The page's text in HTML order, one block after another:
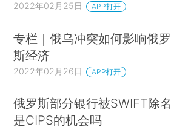
2022年02月25日 APP打开
专栏｜俄乌冲突如何影响俄罗
斯经济
2022年02月26日 APP打开
俄罗斯部分银行被SWIFT除名
是CIPS的机会吗